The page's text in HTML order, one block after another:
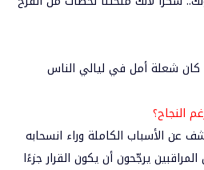
كان شعلة أمل في ليالي الناس
النجاح؟
الأسباب الكاملة وراء انسحابه
يرجّحون أن يكون القرار جزءًا